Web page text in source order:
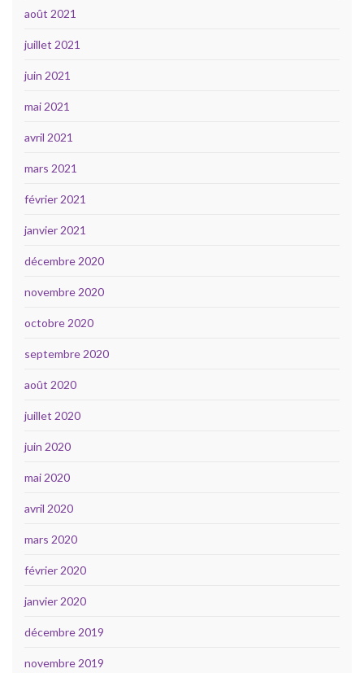
août 2021
juillet 2021
juin 2021
mai 2021
avril 2021
mars 2021
février 2021
janvier 2021
décembre 2020
novembre 2020
octobre 2020
septembre 2020
août 2020
juillet 2020
juin 2020
mai 2020
avril 2020
mars 2020
février 2020
janvier 2020
décembre 2019
novembre 2019